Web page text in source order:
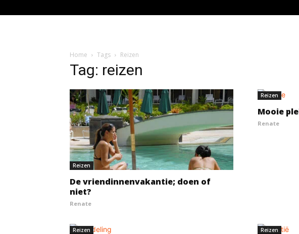
Home Tags Reizen
Tag: reizen
Reizen
De vriendinnenvakantie; doen of
niet?
Renate
Reizen
Mooie
Renate
Reizen Reizen